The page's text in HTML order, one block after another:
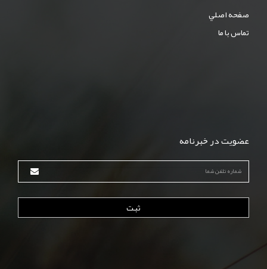
صفحه اصلي
تماس با ما
عضویت در خبرنامه
ثبت